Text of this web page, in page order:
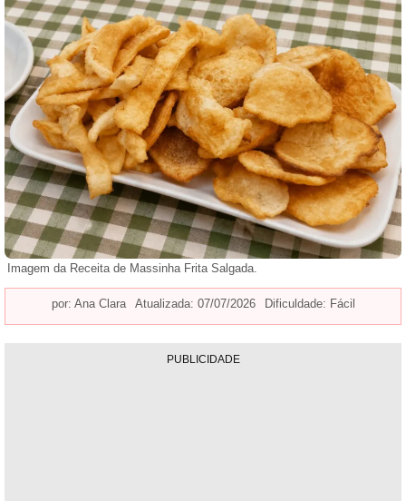
Imagem da Receita de Massinha Frita Salgada.
por: Ana Clara Atualizada: 07/07/2026 Dificuldade: Fácil
PUBLICIDADE